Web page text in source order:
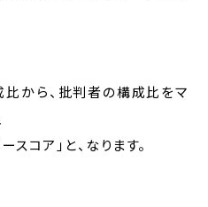
から、批判者の構成比をマ
スコア」と、なります。